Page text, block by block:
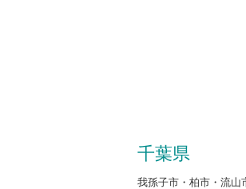
千葉県
我孫子市・柏市・流山